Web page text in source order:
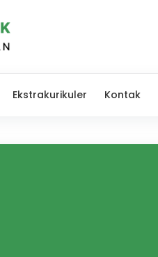
Ekstrakurikuler Kontak